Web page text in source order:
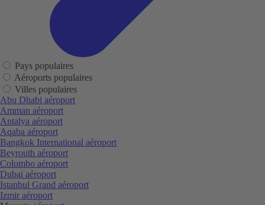
Pays populaires
Aéroports populaires
Villes populaires
Abu Dhabi aéroport
Amman aéroport
Antalya aéroport
Aqaba aéroport
Bangkok International aéroport
Beyrouth aéroport
Colombo aéroport
Dubai aéroport
Istanbul Grand aéroport
Izmir aéroport